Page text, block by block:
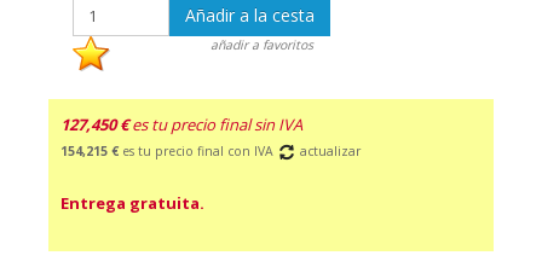
Añadir a la cesta
añadir a favoritos
127,450 € es tu precio final sin IVA
154,215 € es tu precio final con IVA actualizar
Entrega gratuita.